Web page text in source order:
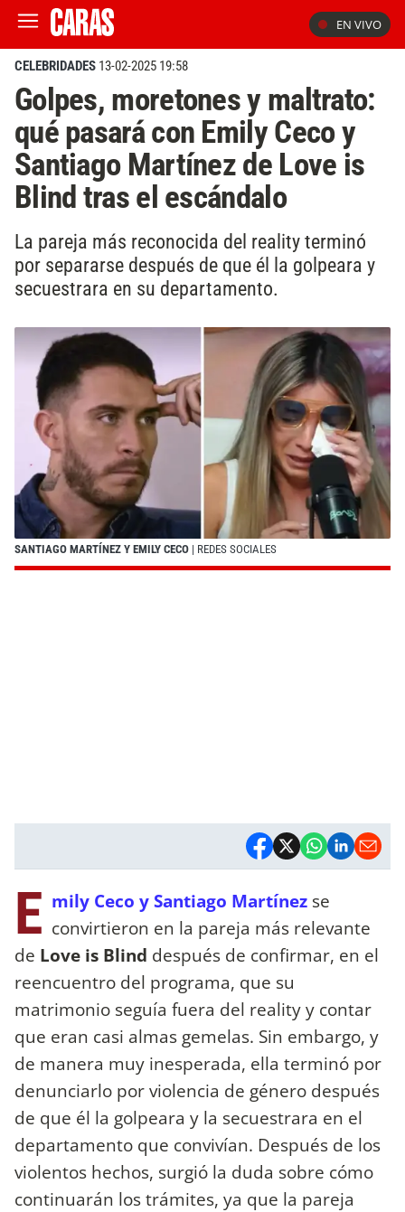
EN VIVO
CELEBRIDADES 13-02-2025 19:58
Golpes, moretones y maltrato:
qué pasará con Emily Ceco y
Santiago Martínez de Love is
Blind tras el escándalo
La pareja más reconocida del reality terminó
por separarse después de que él la golpeara y
secuestrara en su departamento.
SANTIAGO MARTÍNEZ Y EMILY CECO | REDES SOCIALES
E mily Ceco y Santiago Martínez se
convirtieron en la pareja más relevante
de Love is Blind después de confirmar, en el
reencuentro del programa, que su
matrimonio seguía fuera del reality y contar
que eran casi almas gemelas. Sin embargo, y
de manera muy inesperada, ella terminó por
denunciarlo por violencia de género después
de que él la golpeara y la secuestrara en el
departamento que convivían. Después de los
violentos hechos, surgió la duda sobre cómo
continuarán los trámites, ya que la pareja